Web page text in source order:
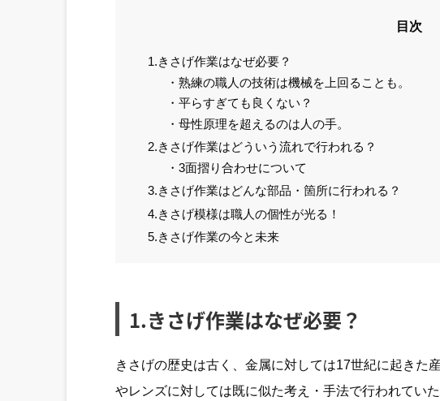
目次
1.きさげ作業はなぜ必要？
・熟練の職人の技術は機械を上回ることも。
・平らすぎても良くない？
・母性原理を超えるのは人の手。
2.きさげ作業はどういう流れで行われる？
・3面摺り合わせについて
3.きさげ作業はどんな部品・箇所に行われる？
4.きさげ模様は職人の個性が光る！
5.きさげ作業の今と未来
1.きさげ作業はなぜ必要？
きさげの歴史は古く、金属に対しては17世紀に起きた
やレンズに対しては既に似た考え・手法で行われてい